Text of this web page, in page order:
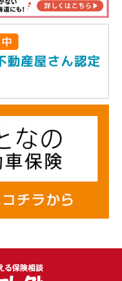
場合
示・削除）について
、開示・訂正・利用停止・消去
全職員並びに関係者に周知・実
的に見直し、改善に努めます。